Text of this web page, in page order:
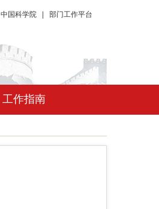
中国科学院 部门工作平台
工作指南